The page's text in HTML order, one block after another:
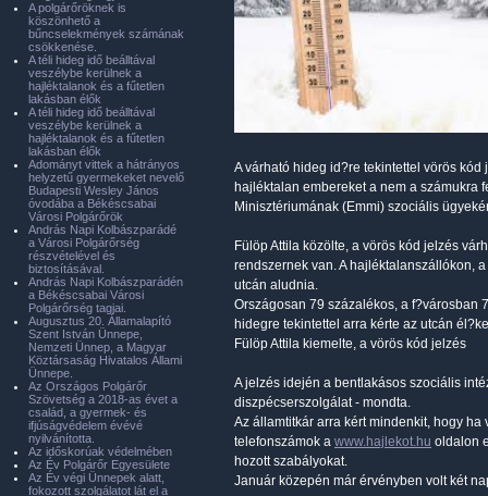
A várható hideg id?re tekintettel vörös
hajléktalan embereket a nem a számukra
Minisztériumának (Emmi) szociális
Fülöp Attila közölte, a vörös kód jelzés
rendszernek van. A hajléktalanszállókon,
utcán aludnia.
Országosan 79 százalékos, a f?városban
hidegre tekintettel arra kérte az utcán
Fülöp Attila kiemelte, a vörös kód jelzés
A jelzés idején a bentlakásos szociális
diszpécserszolgálat - mondta.
Az államtitkár arra kért mindenkit, hogy
telefonszámok a www.hajlekot.hu oldalon
hozott szabályokat.
Január közepén már érvényben volt két
A polgárőröknek is
köszönhető a
bűncselekmények számának
csökkenése.
A téli hideg idő beálltával
veszélybe kerülnek a
hajléktalanok és a fűtetlen
lakásban élők
A téli hideg idő beálltával
veszélybe kerülnek a
hajléktalanok és a fűtetlen
lakásban élők
Adományt vittek a hátrányos
helyzetű gyermekeket nevelő
Budapesti Wesley János
óvodába a Békéscsabai
Városi Polgárőrök
András Napi Kolbászparádé
a Városi Polgárőrség
részvételével és
biztosításával.
András Napi Kolbászparádén
a Békéscsabai Városi
Polgárőrség tagjai.
Augusztus 20. Államalapító
Szent István Ünnepe,
Nemzeti Ünnep, a Magyar
Köztársaság Hivatalos Állami
Ünnepe.
Az Országos Polgárőr
Szövetség a 2018-as évet a
család, a gyermek- és
ifjúságvédelem évévé
nyilvánította.
Az időskorúak védelmében
Az Év Polgárőr Egyesülete
Az Év végi Ünnepek alatt,
fokozott szolgálatot lát el a